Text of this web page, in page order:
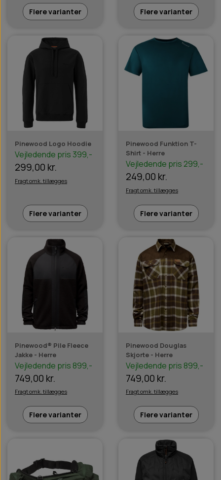
Flere varianter Flere varianter
Pinewood Logo Hoodie
Vejledende pris 399,-
299,00 kr.
Fragt omk. tillægges
Flere varianter
Pinewood Funktion T-
Shirt - Herre
Vejledende pris 299,-
249,00 kr.
Fragt omk. tillægges
Flere varianter
Pinewood® Pile Fleece
Jakke - Herre
Vejledende pris 899,-
749,00 kr.
Fragt omk. tillægges
Flere varianter
Pinewood Douglas
Skjorte - Herre
Vejledende pris 899,-
749,00 kr.
Fragt omk. tillægges
Flere varianter